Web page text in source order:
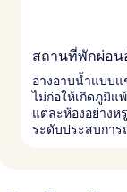
สถานที่พักผ่อน
อ่างอาบน้ำแบบ
ไม่ก่อให้เกิดภูมิแ
แต่ละห้องอย่างห
ระดับประสบกา